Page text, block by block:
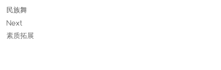
民族舞
Next
素质拓展